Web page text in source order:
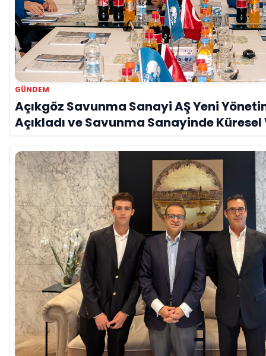
GÜNDEM
Açıkgöz Savunma Sanayi AŞ Yeni
Açıkladı ve Savunma Sanayinde
Vurgusu